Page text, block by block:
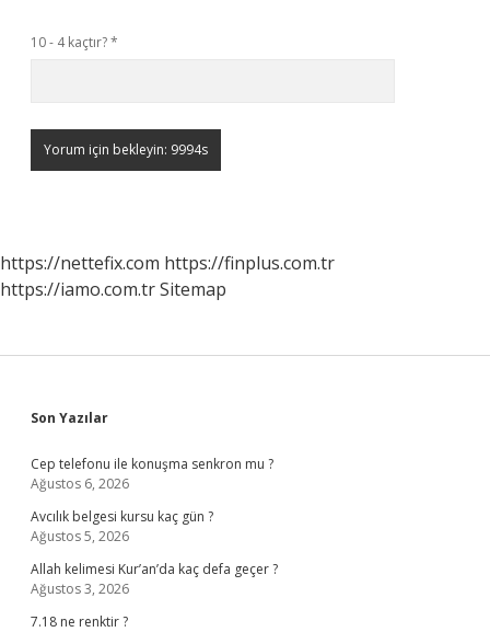
10 - 4 kaçtır?*
https://nettefix.com https://finplus.com.tr
https://iamo.com.trSitemap
Sidebar
Son Yazılar
Cep telefonu ile konuşma senkron mu ?
Ağustos 6, 2026
Avcılık belgesi kursu kaç gün ?
Ağustos 5, 2026
Allah kelimesi Kur’an’da kaç defa geçer ?
Ağustos 3, 2026
7.18 ne renktir ?